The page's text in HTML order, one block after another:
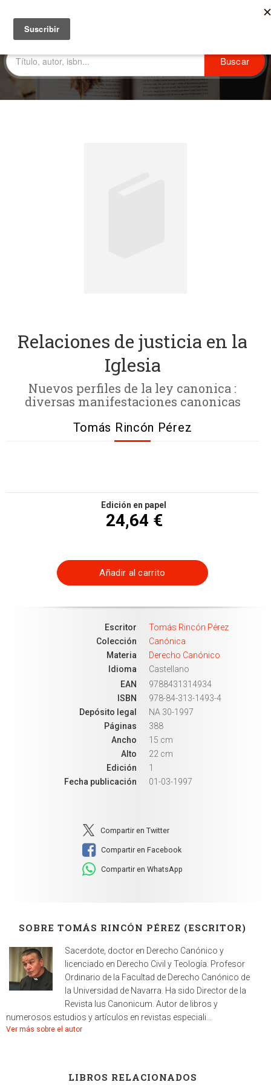
Relaciones de justicia en la
Iglesia
Nuevos perfiles de la ley canonica :
diversas manifestaciones canonicas
Tomás Rincón Pérez
Edición en papel
24,64 €
Añadir al carrito
Escritor
Tomás Rincón Pérez
Colección
Canónica
Materia
Derecho Canónico
Idioma
Castellano
EAN
9788431314934
ISBN
978-84-313-1493-4
Depósito legal
NA 30-1997
Páginas
388
Ancho
15 cm
Alto
22 cm
Edición
1
Fecha publicación
01-03-1997
Compartir en Twitter
Compartir en Facebook
Compartir en WhatsApp
SOBRE TOMÁS RINCÓN PÉREZ (ESCRITOR)
Sacerdote, doctor en Derecho Canónico y
licenciado en Derecho Civil y Teología. Profesor
Ordinario de la Facultad de Derecho Canónico de
la Universidad de Navarra. Ha sido Director de la
Revista Ius Canonicum. Autor de libros y
numerosos estudios y artículos en revistas especiali...
Ver más sobre el autor
LIBROS RELACIONADOS